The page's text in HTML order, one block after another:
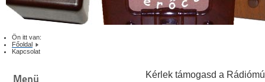
Ön itt van:
Főoldal
Kapcsolat
Menü Kérlek támogasd a